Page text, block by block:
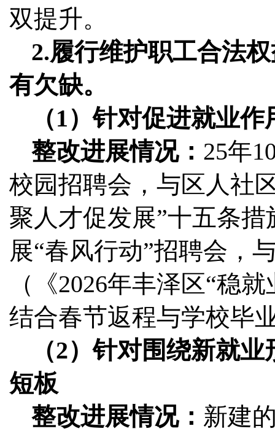
双提升。
2.履行维护职工合法
有欠缺。
（1）针对促进就业
整改进展情况： 25年
校园招聘会，与区人社
聚人才促发展”十五条
展“春风行动”招聘会，
（《2026年丰泽区“稳
结合春节返程与学校毕
（2）针对围绕新就
短板
整改进展情况： 新建